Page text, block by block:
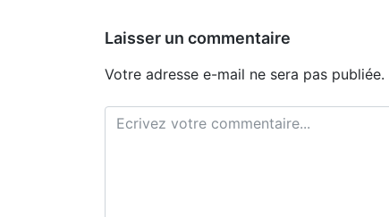
Laisser un commentaire
Votre adresse e-mail ne sera pas publiée.